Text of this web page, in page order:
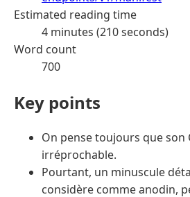
Estimated reading time
4 minutes (210 seconds)
Word count
700
Key points
On pense toujours que son
irréprochable.
Pourtant, un minuscule
considère comme anodin,